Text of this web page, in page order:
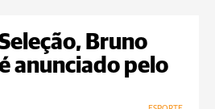
Bruno
anunciado pelo